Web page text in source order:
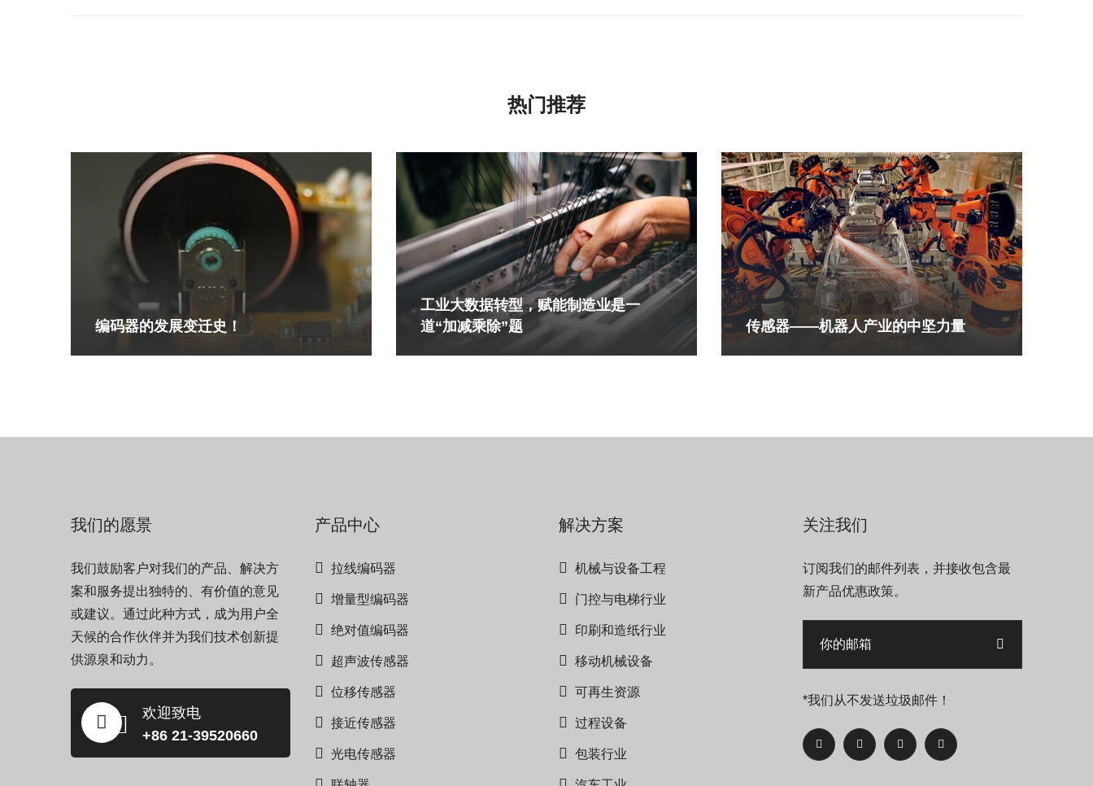
热门推荐
编码器的发展变迁史！
工业大数据转型，赋能制造业是一
道“加减乘除”题
传感器——机器人产业的中坚力量
我们的愿景
我们鼓励客户对我们的产品、解决方
案和服务提出独特的、有价值的意见
或建议。通过此种方式，成为用户全
天候的合作伙伴并为我们技术创新提
供源泉和动力。
欢迎致电
+86 21-39520660
产品中心
拉线编码器
增量型编码器
绝对值编码器
超声波传感器
位移传感器
接近传感器
光电传感器
解决方案
机械与设备工程
门控与电梯行业
印刷和造纸行业
移动机械设备
可再生资源
过程设备
包装行业
关注我们
订阅我们的邮件列表，并接收包含最
新产品优惠政策。
*我们从不发送垃圾邮件！